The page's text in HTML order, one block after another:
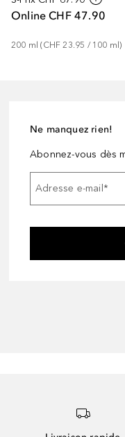
Online CHF 47.90
200 ml (CHF 23.95 / 100 ml)
Ne manquez rien!
Abonnez-vous dès
Adresse e-mail *